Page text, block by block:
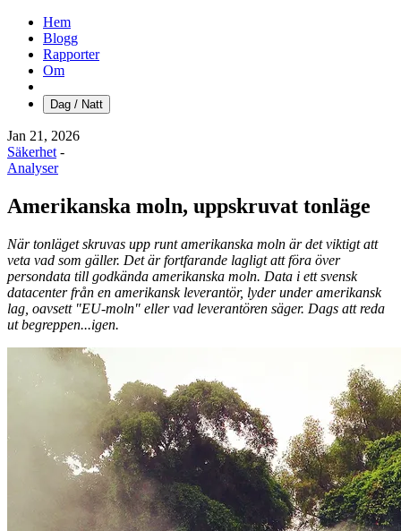
Hem
Blogg
Rapporter
Om
Dag / Natt
Jan 21, 2026
Säkerhet -
Analyser
Amerikanska moln, uppskruvat tonläge
När tonläget skruvas upp runt amerikanska moln är det viktigt att
veta vad som gäller. Det är fortfarande lagligt att föra över
persondata till godkända amerikanska moln. Data i ett svensk
datacenter från en amerikansk leverantör, lyder under amerikansk
lag, oavsett "EU-moln" eller vad leverantören säger. Dags att reda
ut begreppen...igen.